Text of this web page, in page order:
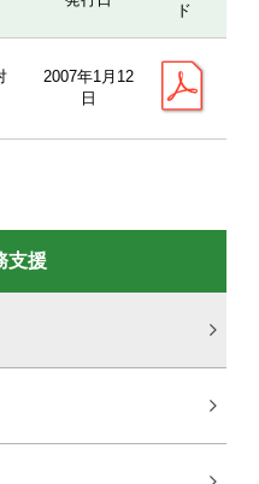
支援
ド
2007年1月12
日